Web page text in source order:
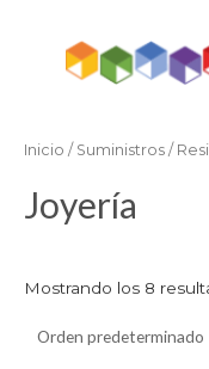
contenido
Inicio / Suministros /
Joyería
Mostrando los 8